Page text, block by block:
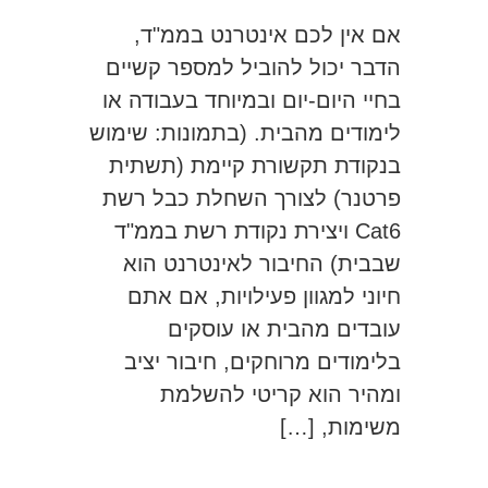
אם אין לכם אינטרנט בממ"ד,
הדבר יכול להוביל למספר קשיים
בחיי היום-יום ובמיוחד בעבודה או
לימודים מהבית. (בתמונות: שימוש
בנקודת תקשורת קיימת (תשתית
פרטנר) לצורך השחלת כבל רשת
Cat6 ויצירת נקודת רשת בממ"ד
שבבית) החיבור לאינטרנט הוא
חיוני למגוון פעילויות, אם אתם
עובדים מהבית או עוסקים
בלימודים מרוחקים, חיבור יציב
ומהיר הוא קריטי להשלמת
משימות, […]